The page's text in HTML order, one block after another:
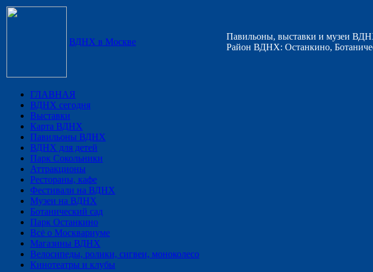
ВДНХ в Москве
Павильоны, выставки и музеи
Район ВДНХ: Останкино,
ГЛАВНАЯ
ВДНХ сегодня
Выставки
Карта ВДНХ
Павильоны ВДНХ
ВДНХ для детей
Парк Сокольники
Аттракционы
Рестораны, кафе
Фестивали на ВДНХ
Музеи на ВДНХ
Ботанический сад
Парк Останкино
Всё о Москвариуме
Магазины ВДНХ
Велосипеды, ролики, сигвеи, моноколесо
Кинотеатры и клубы